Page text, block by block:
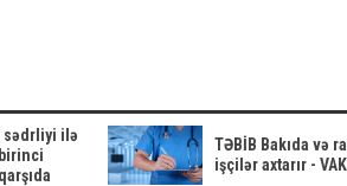
sədrliyi ilə
TƏBİB Bakıda və
işçilər axtarır -